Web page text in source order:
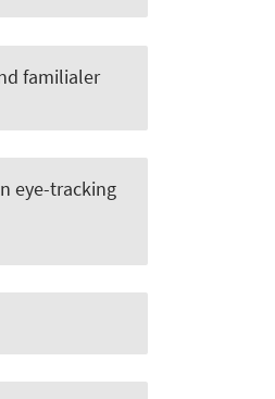
familialer
eye-tracking